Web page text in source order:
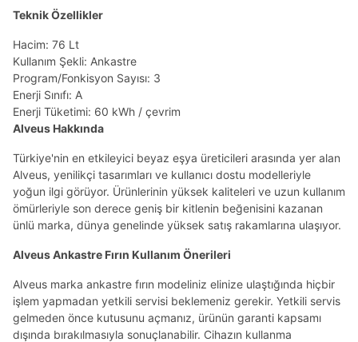
Teknik Özellikler
Hacim: 76 Lt
Kullanım Şekli: Ankastre
Program/Fonkisyon Sayısı: 3
Enerji Sınıfı: A
Enerji Tüketimi: 60 kWh / çevrim
Alveus Hakkında
Türkiye'nin en etkileyici beyaz eşya üreticileri arasında yer alan
Alveus, yenilikçi tasarımları ve kullanıcı dostu modelleriyle
yoğun ilgi görüyor. Ürünlerinin yüksek kaliteleri ve uzun kullanım
ömürleriyle son derece geniş bir kitlenin beğenisini kazanan
ünlü marka, dünya genelinde yüksek satış rakamlarına ulaşıyor.
Alveus Ankastre Fırın Kullanım Önerileri
Alveus marka ankastre fırın modeliniz elinize ulaştığında hiçbir
işlem yapmadan yetkili servisi beklemeniz gerekir. Yetkili servis
gelmeden önce kutusunu açmanız, ürünün garanti kapsamı
dışında bırakılmasıyla sonuçlanabilir. Cihazın kullanma